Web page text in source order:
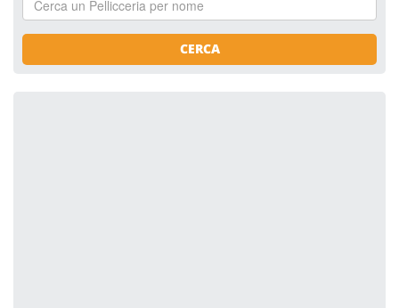
CERCA